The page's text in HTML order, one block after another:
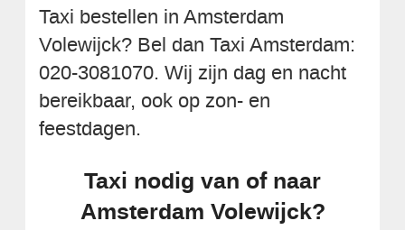
Taxi bestellen in Amsterdam
Volewijck? Bel dan Taxi Amsterdam:
020-3081070. Wij zijn dag en nacht
bereikbaar, ook op zon- en
feestdagen.
Taxi nodig van of naar
Amsterdam Volewijck?